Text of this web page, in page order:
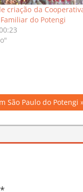
criação da
do Potengi
São Paulo do Potengi